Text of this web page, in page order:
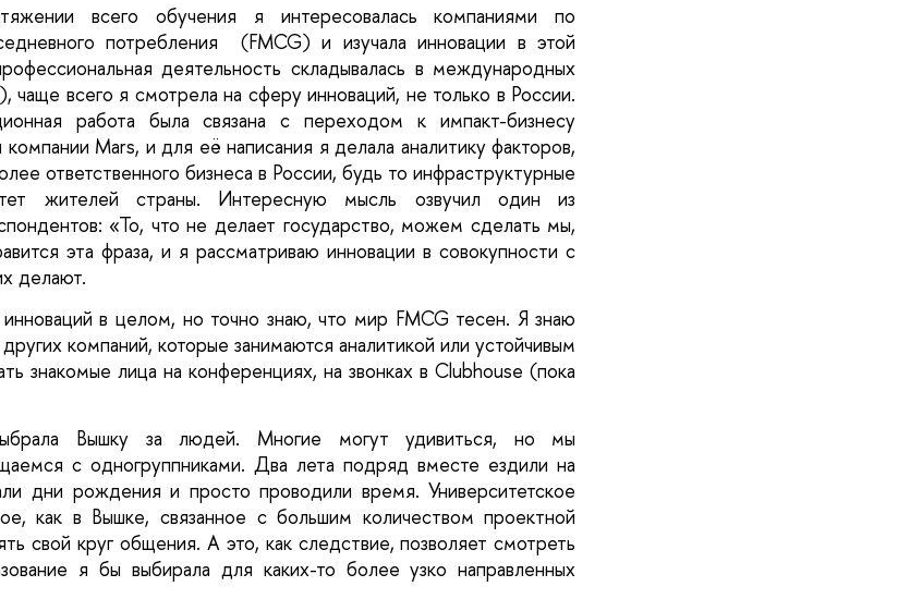
всего обучения я интересовалась компаниями по
потребления  (FMCG) и изучала инновации в этой
деятельность складывалась в международных
чаще всего я смотрела на сферу инноваций, не только в России.
работа была связана с переходом к импакт-бизнесу
Mars, и для её написания я делала аналитику факторов,
ответственного бизнеса в России, будь то инфраструктурные
жителей страны. Интересную мысль озвучил один из
«То, что не делает государство, можем сделать мы,
эта фраза, и я рассматриваю инновации в совокупности с
делают.
в целом, но точно знаю, что мир FMCG тесен. Я знаю
компаний, которые занимаются аналитикой или устойчивым
знакомые лица на конференциях, на звонках в Clubhouse (пока
Вышку за людей. Многие могут удивиться, но мы
с одногруппниками. Два лета подряд вместе ездили на
дни рождения и просто проводили время. Университетское
как в Вышке, связанное с большим количеством проектной
свой круг общения. А это, как следствие, позволяет смотреть
я бы выбирала для каких-то более узко направленных